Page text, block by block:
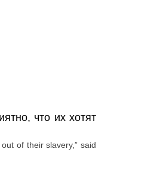
что их хотят
of their slavery,” said